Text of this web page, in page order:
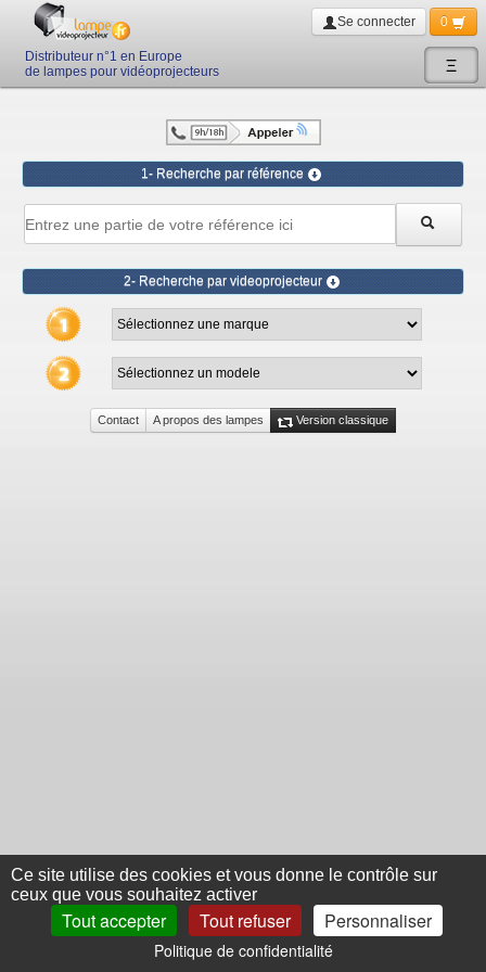
Ξ
Distributeur n°1 en Europe
de lampes pour vidéoprojecteurs
Se connecter 0
1- Recherche par référence
2- Recherche par videoprojecteur
Contact A propos des lampes Version classique
Ce site utilise des cookies et vous donne le contrôle sur
ceux que vous souhaitez activer
Tout accepter Tout refuser Personnaliser
Politique de confidentialité